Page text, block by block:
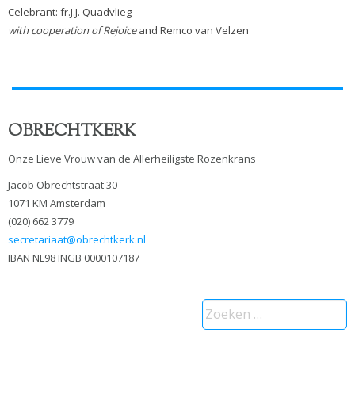
Celebrant: fr.J.J. Quadvlieg
with cooperation of Rejoiceand Remco van Velzen
OBRECHTKERK
Onze Lieve Vrouw van de Allerheiligste Rozenkrans
Jacob Obrechtstraat 30
1071 KM Amsterdam
(020) 662 3779
secretariaat@obrechtkerk.nl
IBAN NL98 INGB 0000107187
Zoeken
naar: